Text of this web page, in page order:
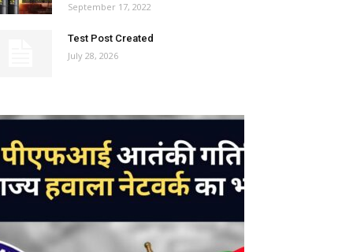
September 17, 2022
Test Post Created
July 28, 2026